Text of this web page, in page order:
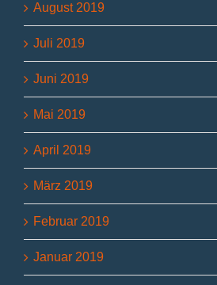
August 2019
Juli 2019
Juni 2019
Mai 2019
April 2019
März 2019
Februar 2019
Januar 2019